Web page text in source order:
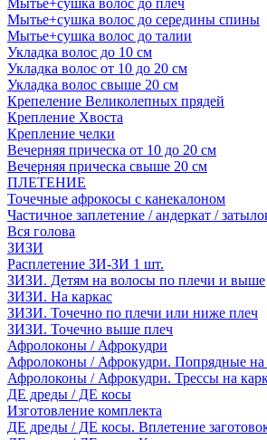
Мытье+сушка волос до плеч
Мытье+сушка волос до середины спины
Мытье+сушка волос до талии
Укладка волос до 10 см
Укладка волос от 10 до 20 см
Укладка волос свыше 20 см
Крепеление Великолепных прядей
Крепление Хвоста
Крепление челки
Вечерняя прическа от 10 до 20 см
Вечерняя прическа свыше 20 см
ПЛЕТЕНИЕ
Точечные афрокосы с канекалоном
Частичное заплетение / андеркат /
Вся голова
ЗИЗИ
Расплетение ЗИ-ЗИ 1 шт.
ЗИЗИ. Детям на волосы по плечи и выше
ЗИЗИ. На каркас
ЗИЗИ. Точечно по плечи или ниже плеч
ЗИЗИ. Точечно выше плеч
Афролоконы / Афрокудри
Афролоконы / Афрокудри. Попрядные на
Афролоконы / Афрокудри. Трессы на
ДЕ дреды / ДЕ косы
Изготовление комплекта
ДЕ дреды / ДЕ косы. Вплетение